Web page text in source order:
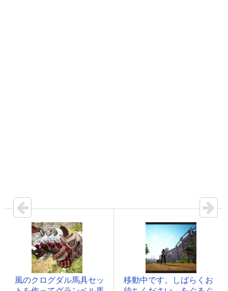
風のクログダル馬具セッ
移動中です。しばらくお